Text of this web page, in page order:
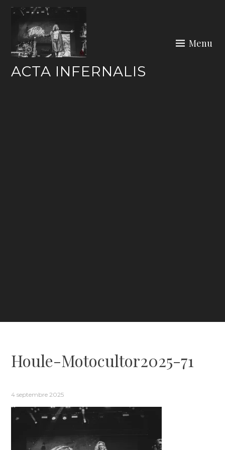
Skip
content
ACTA INFERNALIS
Menu
Houle-Motocultor2025-71
4 septembre 2025